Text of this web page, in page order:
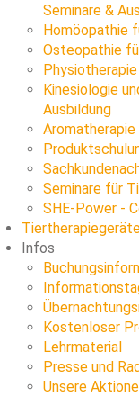
Seminare &
Homöopathie
Osteopathie
Kinesiologie
Ausbildung
Seminare für
SHE-Power -
Infos
Kostenloser
Lehrmaterial
Presse und
Unsere